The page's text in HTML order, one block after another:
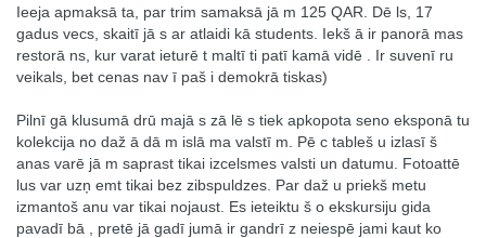
Ieeja apmaksā ta, par trim samaksā jā m 125 QAR. Dē ls, 17
gadus vecs, skaitī jā s ar atlaidi kā students. Iekš ā ir panorā mas
restorā ns, kur varat ieturē t maltī ti patī kamā vidē . Ir suvenī ru
veikals, bet cenas nav ī paš i demokrā tiskas)
Pilnī gā klusumā drū majā s zā lē s tiek apkopota seno eksponā tu
kolekcija no daž ā dā m islā ma valstī m. Pē c tableš u izlasī š
anas varē jā m saprast tikai izcelsmes valsti un datumu. Fotoattē
lus var uzņ emt tikai bez zibspuldzes. Par daž u priekš metu
izmantoš anu var tikai nojaust. Es ieteiktu š o ekskursiju gida
pavadī bā , pretē jā gadī jumā ir gandrī z neiespē jami kaut ko